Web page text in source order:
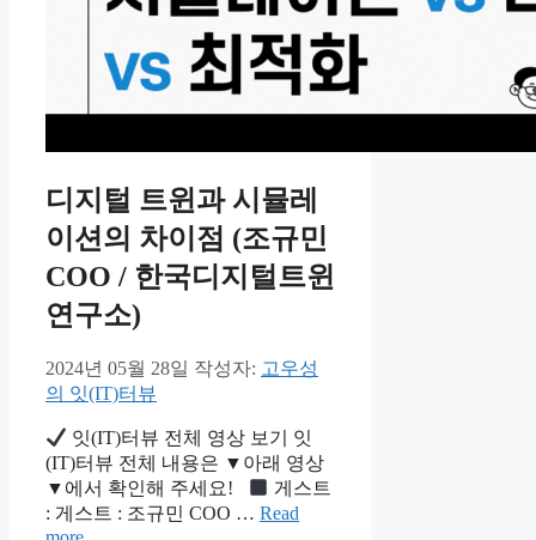
디지털 트윈과 시뮬레
이션의 차이점 (조규민
COO / 한국디지털트윈
연구소)
2024년 05월 28일 작성자: 고우성
의 잇(IT)터뷰
잇(IT)터뷰 전체 영상 보기 잇
(IT)터뷰 전체 내용은 ▼아래 영상
▼에서 확인해 주세요!
게스트
: 게스트 : 조규민 COO … Read